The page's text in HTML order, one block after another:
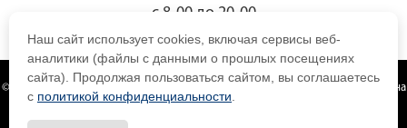
Наш сайт использует cookies, включая сервисы веб-
аналитики (файлы с данными о прошлых посещениях
сайта). Продолжая пользоваться сайтом, вы соглашаетесь
с политикой конфиденциальности
с 8-00 до 20-00
© 2019 - Компания TrustDoor — металлические двери, алюминиевые двери на
любой вкус и кошелек!